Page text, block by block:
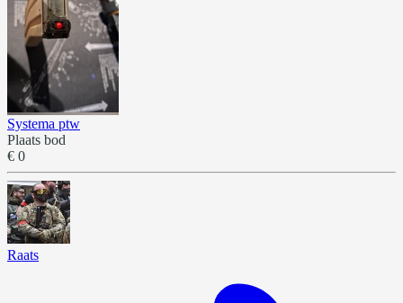
Systema ptw
Plaats bod
€ 0
Raats